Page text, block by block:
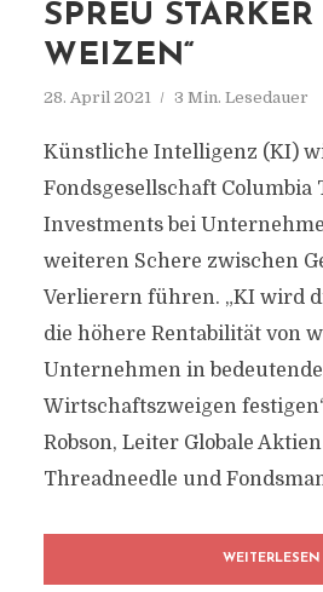
SPREU
WEIZEN“
28. April 2021 3 Min. Lesedauer
Künstliche Intelligenz (KI)
Fondsgesellschaft Columbia
Investments bei
weiteren Schere zwischen
Verlierern führen. „KI wird
die höhere Rentabilität von
Unternehmen in
Wirtschaftszweigen
Robson, Leiter Globale
Threadneedle und
WEITERLESEN